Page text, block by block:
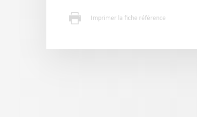
Imprimer la fiche référence